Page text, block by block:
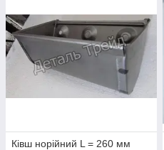
Ківш норійний L = 260 мм